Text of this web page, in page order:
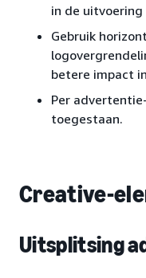
in de
Gebruik
betere impact
Per
toegestaan.
Creative-
Uitsplitsing